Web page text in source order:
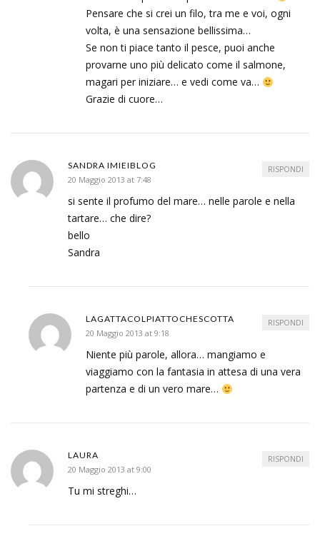
Pensare che si crei un filo, tra me e voi, ogni
volta, è una sensazione bellissima…
Se non ti piace tanto il pesce, puoi anche
provarne uno più delicato come il salmone,
magari per iniziare… e vedi come va…
Grazie di cuore…
SANDRA IMIEIBLOG
20 Maggio 2013 at 7:48
si sente il profumo del mare… nelle parole e nella
tartare… che dire?
bello
Sandra
RISPONDI
LAGATTACOLPIATTOCHESCOTTA
20 Maggio 2013 at 9:18
Niente più parole, allora… mangiamo e
viaggiamo con la fantasia in attesa di una vera
partenza e di un vero mare…
RISPONDI
LAURA
20 Maggio 2013 at 9:00
Tu mi streghi…
RISPONDI